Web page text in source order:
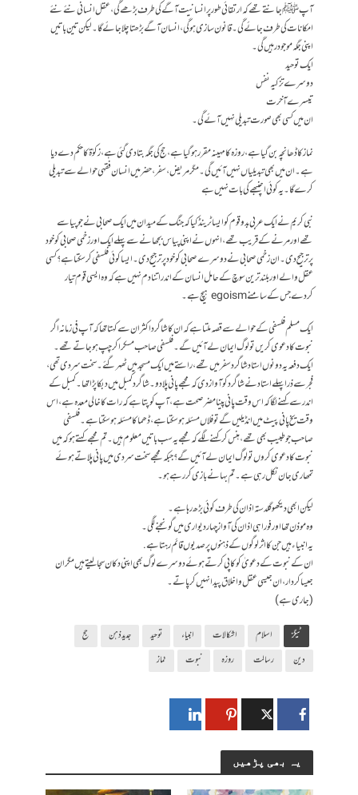
آپ ﷺ جانتے تھے کہ ارتقائی طور پر انسانیت آگے کی طرف بڑھے گی، عقل انسانی نئے نئے
امکانات کی طرف جائے گی۔ قانون سازی ہوگی ، انسان آگے بڑھتا چلا جائے گا۔ لیکن تین باتیں
اپنی جگہ موجود رہیں گی۔
ایک توحید
دوسرے تزکیہ نفس
تیسرے آخرت
ان میں کسی بھی صورت تبدیلی نہیں آئے گی۔
نماز کا ڈھانچہ بن گیا ہے، روزہ کا مہینہ مقرر ہوگیا ہے، حج کی جگہ بتا دی گئی ہے، زکوٰۃ کا حکم دے دیا
ہے۔ ان میں بھی تبدیلیاں نہیں آئیں گی۔ مگر مریض، سفر ، حضر میں انسان فقہی حوالے سے تبدیلی
کرے گا۔ یہ کوئی اچنبھے کی بات نہیں ہے
نبی کریم نے ایک عربی بدو قوم کو ایسا ٹرینڈ کیا کہ جنگ کے میدان میں ایک صحابی نے جو پیاسے
تھے اور مرنے کے قریب تھے، انہوں نے اپنی پیاس بجھانے سے پہلے ایک اور زخمی صحابی کو خود
پر ترجیح دی۔ ان زخمی صحابی نے دوسرے صحابی کو خود پر ترجیح دی۔ ایسا کوئی فلسفی کرسکتا ہے؟ کسی
عقل والے اور بلند ترین سوچ کے حامل انسان کے اندر اتنا دم نہیں ہے کہ وہ ایسی قوم تیار
کردے جس کے سامنے egoism ہیچ ہے۔
ایک مسلم فلسفی کے حوالے سے قصہ ملتا ہے کہ ان کا شاگرد اکثر ان سے کہتا تھا کہ آپ فی زمانہ اگر
نبوت کا دعوی کریں تو لوگ ایمان لے آئیں گے۔ فلسفی صاحب مسکرا کر چپ ہوجاتے تھے ۔
ایک دفعہ یہ دونوں استاد شاگرد سفر میں تھے، راستے میں ایک مسجد میں ٹھہر گئے۔ سخت سردی تھی،
فجر سے ذرا پہلے استاد نے شاگرد کو آواز دی کہ مجھے پانی پلا دو۔ شاگرد کمبل میں دبکا پڑا تھا۔ کمبل کے
اندر سے کہنے لگا کہ اس وقت پانی پینا مضر صحت ہے، آپ کو پتا ہے کہ رات کا خالی معدہ ہے، اس
وقت یخ پانی پیٹ میں انڈیلیں گے تو فلاں مسئلہ ہوسکتا ہے، ڈھماکا مسئلہ ہوسکتا ہے۔ فلسفی
صاحب جو طبیب بھی تھے ، ہنس کر کہنے لگے کہ مجھے یہ سب باتیں معلوم ہیں۔ تم مجھے کہتے ہو کہ میں
نبوت کا دعوی کروں تو لوگ ایمان لے آئیں گے؟ جبکہ مجھے سخت سردی میں پانی پلاتے ہوئے
تمھاری جان نکل رہی ہے۔ تم بہانے بازی کررہے ہو۔
لیکن ابھی دیکھو گلدستہ اذان کی طرف کوئی بڑھ رہا ہے۔
وہ موذن تھا اور فورا ہی اذان کی آواز چہار دیواری میں گونجنے لگی۔
یہ انبیاء ہیں جن کا اثر لوگوں کے ذہنوں پر صدیوں قائم رہتا ہے.
ان کے نبوت کے دعویٰ کو کاپی کرتے ہوئے دوسرے لوگ بھی اپنی دکان سجا لیتے ہیں مگر ان
جیسا کردار ، ان جیسی عقل و اخلاق پیدا نہیں کرپاتے۔
(جاری ہے)
ٹیگز اسلام اشکالات انبیاء توحید جدید ذہن
حج
دین
رسالت روزہ نبوت نماز
یہ بھی پڑھیں